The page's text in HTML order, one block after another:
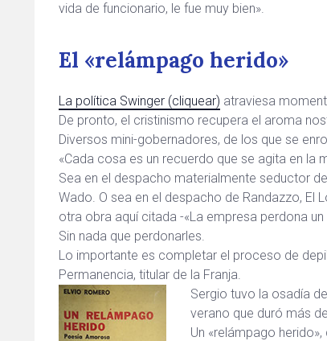
vida de funcionario, le fue muy bien».
El «relámpago herido»
La política Swinger (cliquear) atraviesa
De pronto, el cristinismo recupera el aroma
Diversos mini-gobernadores, de los que se
«Cada cosa es un recuerdo que se agita en la
Sea en el despacho materialmente seductor
Wado. O sea en el despacho de Randazzo, El
otra obra aquí citada -«La empresa perdona
Sin nada que perdonarles.
Lo importante es completar el proceso de
Permanencia, titular de la Franja.
Sergio tuvo la osadía
verano que duró más
Un «relámpago